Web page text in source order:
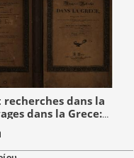
recherches dans la
dans la Grece:
de recherches
et suivis d'un
toutes les entreprises